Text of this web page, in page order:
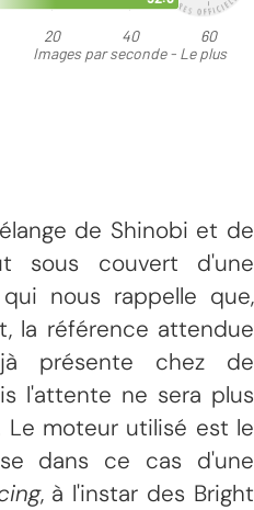
de Shinobi et de
sous couvert d'une
nous rappelle que,
la référence attendue
présente chez de
l'attente ne sera plus
moteur utilisé est le
dans ce cas d'une
, à l'instar des Bright